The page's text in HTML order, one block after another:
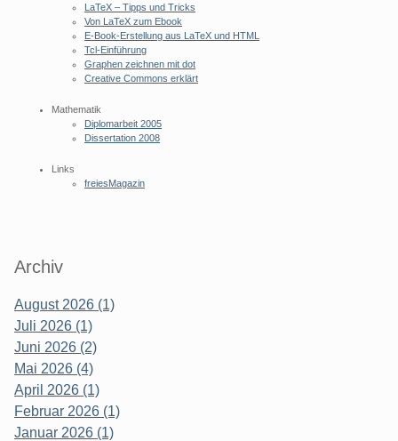
LaTeX – Tipps und Tricks
Von LaTeX zum Ebook
E-Book-Erstellung aus LaTeX und HTML
Tcl-Einführung
Graphen zeichnen mit dot
Creative Commons erklärt
Mathematik
Diplomarbeit 2005
Dissertation 2008
Links
freiesMagazin
Archiv
August 2026 (1)
Juli 2026 (1)
Juni 2026 (2)
Mai 2026 (4)
April 2026 (1)
Februar 2026 (1)
Januar 2026 (1)